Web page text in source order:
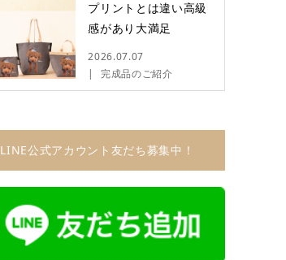
プリントとは違い高級
感があり大満足
2026.07.07
完成品のご紹介
LINE公式アカウント友だち募集中！